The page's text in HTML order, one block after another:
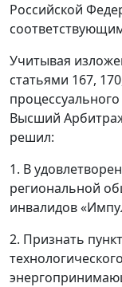
Российской
Учитывая
статьями 167,
Высший
решил:
1. В
региональной
инвалидов
2. Признать